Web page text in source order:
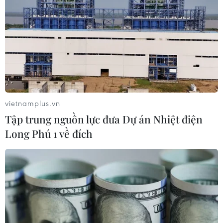
Thường trực Ban Bí thư Trần
Cẩm Tú tiếp Tổng Thư ký Đảng
CNDD-FDD Burundi
29/07/2026 08:24
Tăng cường quan hệ đoàn kết, hợp
tác song phương Việt Nam-Burundi
28/07/2026 14:17
Thảm sát tại Tây Bắc Nigeria khiến ít
nhất 30 người thiệt mạng
27/07/2026 22:54
vietnamplus.vn
Tập trung nguồn lực đưa Dự án Nhiệt điện
Long Phú 1 về đích